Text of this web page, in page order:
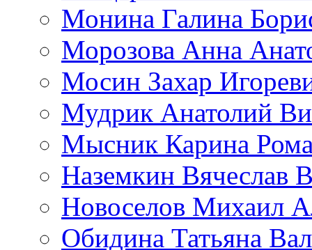
Монина Галина
Морозова Анна
Мосин Захар
Мудрик Анатолий
Мысник Карина
Наземкин Вячеслав
Новоселов Михаил
Обидина Татьяна